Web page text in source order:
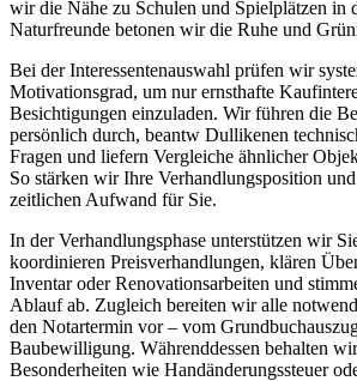
wir die Nähe zu Schulen und Spielplätzen in
Naturfreunde betonen wir die Ruhe und
Bei der Interessentenauswahl prüfen wir
Motivationsgrad, um nur ernsthafte
Besichtigungen einzuladen. Wir führen die
persönlich durch, beantw Dullikenen
Fragen und liefern Vergleiche ähnlicher
So stärken wir Ihre Verhandlungsposition
zeitlichen Aufwand für Sie.
In der Verhandlungsphase unterstützen wir
koordinieren Preisverhandlungen, klären
Inventar oder Renovationsarbeiten und
Ablauf ab. Zugleich bereiten wir alle
den Notartermin vor – vom
Baubewilligung. Währenddessen behalten
Besonderheiten wie Handänderungssteuer